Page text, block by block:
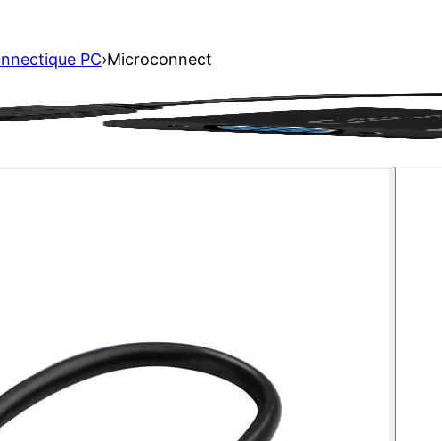
PC›Microconnect